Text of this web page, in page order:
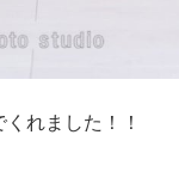
れました！！